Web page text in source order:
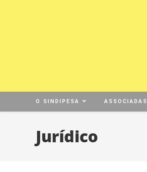
O SINDIPESA ASSOCIADAS
Jurídico